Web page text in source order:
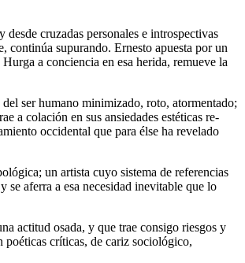
cruzadas personales e introspectivas
continúa supurando. Ernesto apuesta por un
a conciencia en esa herida, remueve la
ser humano minimizado, roto, atormentado;
a colación en sus ansiedades estéticas re-
occidental que para élse ha revelado
un artista cuyo sistema de referencias
se aferra a esa necesidad inevitable que lo
actitud osada, y que trae consigo riesgos y
poéticas críticas, de cariz sociológico,